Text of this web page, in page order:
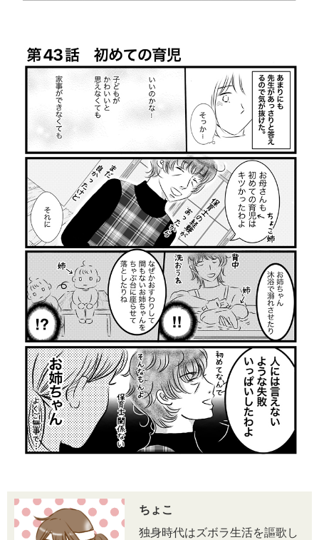
ちょこ
独身時代はズボラ生活を謳歌し